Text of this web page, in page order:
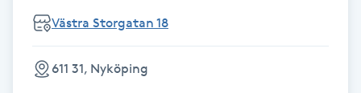
Färgning
Västra Storgatan 18
611 31, Nyköping